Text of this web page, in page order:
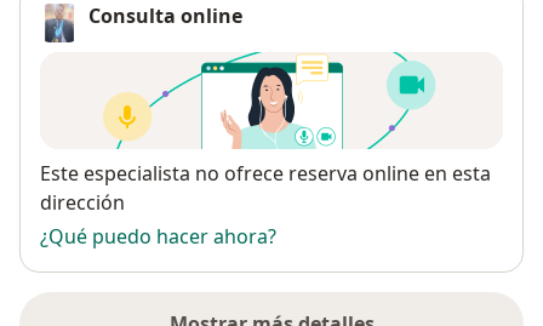
Consulta online
Disponibilidad
Este especialista no ofrece reserva online en esta
dirección
¿Qué puedo hacer ahora?